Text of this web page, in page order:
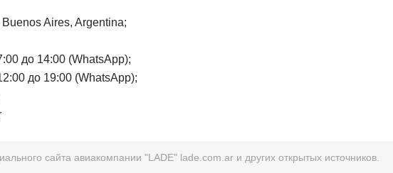
Aires, Argentina;
до 14:00 (WhatsApp);
до 19:00 (WhatsApp);
сайта авиакомпании "LADE" lade.com.ar и других открытых источников.